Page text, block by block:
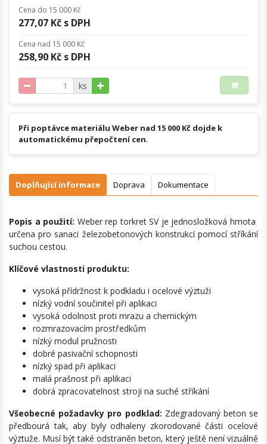
Cena do 15 000 Kč
277,07 Kč s DPH
Cena nad 15 000 Kč
258,90 Kč s DPH
ks
Při poptávce materiálu Weber nad 15 000 Kč dojde k
automatickému přepočtení cen.
Doplňující informace Doprava Dokumentace
Popis a použití: Weber rep torkret SV je jednosložková hmota
určena pro sanaci železobetonových konstrukcí pomocí stříkání
suchou cestou.
Klíčové vlastnosti produktu:
vysoká přídržnost k podkladu i ocelové výztuži
nízký vodní součinitel při aplikaci
vysoká odolnost proti mrazu a chemickým
rozmrazovacím prostředkům
nízký modul pružnosti
dobré pasivační schopnosti
nízký spad při aplikaci
malá prašnost při aplikaci
dobrá zpracovatelnost stroji na suché stříkání
Všeobecné požadavky pro podklad: Zdegradovaný beton se
předbourá tak, aby byly odhaleny zkorodované části ocelové
výztuže. Musí být také odstraněn beton, který ještě není vizuálně